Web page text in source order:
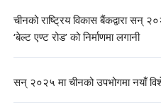
चीनको राष्ट्रिय विकास बैंकद्वारा सन्
‘बेल्ट एण्ट रोड’ को निर्माणमा लगानी
सन् २०२५ मा चीनको उपभोगमा नयाँ